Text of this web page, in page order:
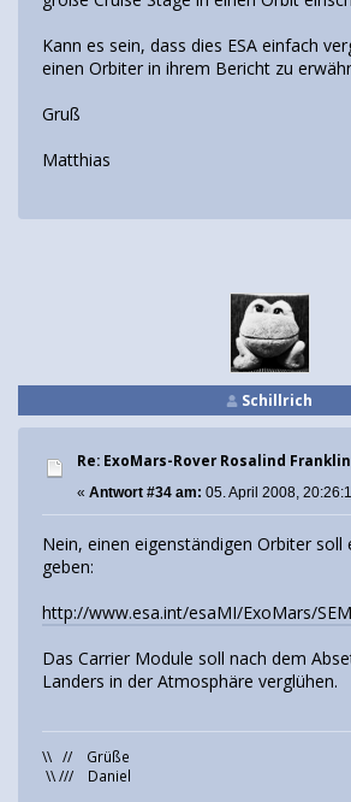
Kann es sein, dass dies ESA einfach
einen Orbiter in ihrem Bericht zu
Gruß
Matthias
Schillrich
Re: ExoMars-Rover Rosalind Franklin
« Antwort #34 am: 05. April 2008,
Nein, einen eigenständigen Orbiter soll
geben:
http://www.esa.int/esaMI/ExoMars/
Das Carrier Module soll nach dem
Landers in der Atmosphäre verglühen.
\\ // Grüße
\\ /// Daniel